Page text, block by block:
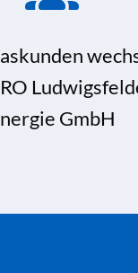
GmbH